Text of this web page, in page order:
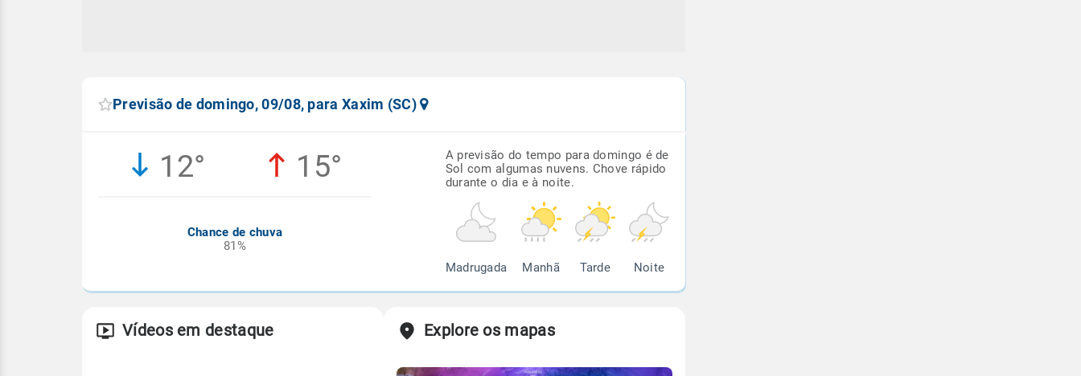
Previsão de domingo, 09/08, para Xaxim (SC)
12° 15°
Chance de chuva
81%
A previsão do tempo para domingo é de
Sol com algumas nuvens. Chove rápido
durante o dia e à noite.
Madrugada Manhã Tarde Noite
Vídeos em destaque Explore os mapas